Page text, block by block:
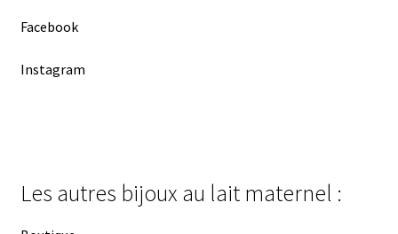
Facebook
Instagram
Les autres bijoux au lait maternel :